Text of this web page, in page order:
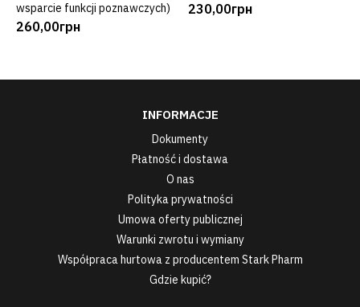
wsparcie funkcji poznawczych)
260,00грн
230,00грн
INFORMACJE
Dokumenty
Płatność i dostawa
O nas
Polityka prywatności
Umowa oferty publicznej
Warunki zwrotu i wymiany
Współpraca hurtowa z producentem Stark Pharm
Gdzie kupić?